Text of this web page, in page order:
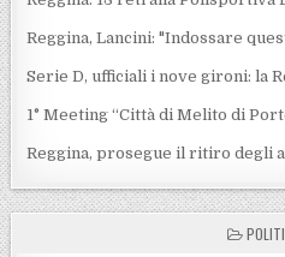
Reggina, Lancini: "Indossare
Serie D, ufficiali i nove gironi: la
1° Meeting “Città di Melito di
Reggina, prosegue il ritiro degli